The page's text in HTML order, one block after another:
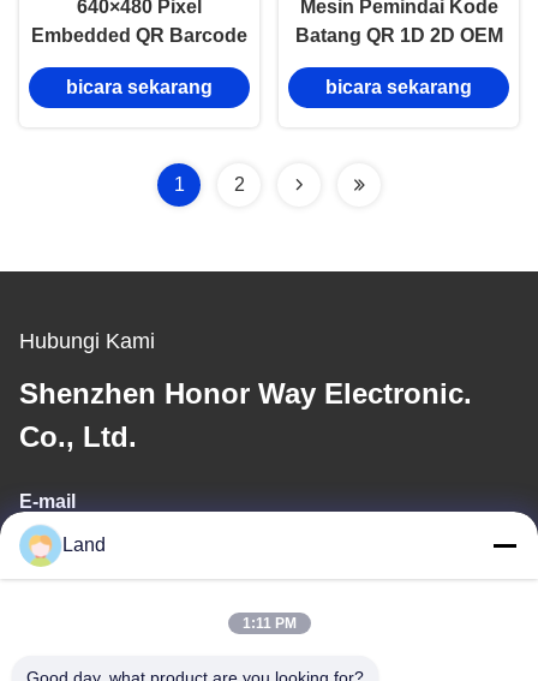
640×480 Pixel
Embedded QR Barcode
Reader Module Auto
Scan Untuk Perangkat
bicara sekarang
Mesin Pemindai Kode
Batang QR 1D 2D OEM
Modul Pembaca MRZ
OCR Tertanam Untuk
bicara sekarang
1 2
Hubungi Kami
Shenzhen Honor Way Electronic.
Co., Ltd.
E-mail
land@szhw-tech.com
Land
1:11 PM